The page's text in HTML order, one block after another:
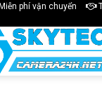
Miễn phí vận chuyển